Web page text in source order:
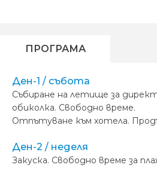
ПРОГРАМА
Ден-1 / събота
Събиране на летище за
обиколка. Свободно време.
Отпътуване към хотела.
Ден-2 / неделя
Закуска. Свободно време за